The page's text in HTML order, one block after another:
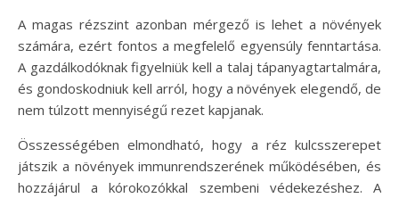
A magas rézszint azonban mérgező is lehet a növények
számára, ezért fontos a megfelelő egyensúly fenntartása.
A gazdálkodóknak figyelniük kell a talaj tápanyagtartalmára,
és gondoskodniuk kell arról, hogy a növények elegendő, de
nem túlzott mennyiségű rezet kapjanak.
Összességében elmondható, hogy a réz kulcsszerepet
játszik a növények immunrendszerének működésében, és
hozzájárul a kórokozókkal szembeni védekezéshez. A